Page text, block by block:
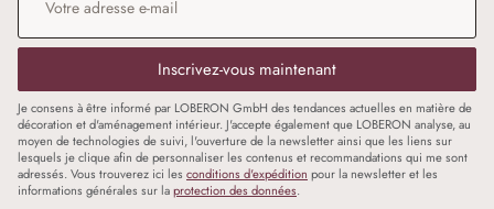
Inscrivez-vous maintenant
Je consens à être informé par LOBERON GmbH des tendances actuelles en matière de
décoration et d'aménagement intérieur. J'accepte également que LOBERON analyse, au
moyen de technologies de suivi, l'ouverture de la newsletter ainsi que les liens sur
lesquels je clique afin de personnaliser les contenus et recommandations qui me sont
adressés. Vous trouverez ici les conditions d'expédition pour la newsletter et les
informations générales sur laprotection des données.